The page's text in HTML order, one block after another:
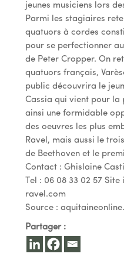
jeunes musiciens lors
Parmi les stagiaires
quatuors à cordes
pour se perfectionner
de Peter Cropper. On
quatuors français,
public découvrira le
Cassia qui vient pour la
ainsi une formidable
des oeuvres les plus
Ravel, mais aussi le
de Beethoven et le
Contact : Ghislaine
Tel : 06 08 33 02 57
ravel.com
Source :
Partager :